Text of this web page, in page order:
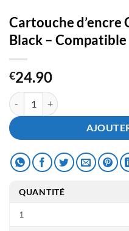
Cartouche d’encre
Black – Compatible
€24.90
quantité de Cartouche d'encre
QUANTITÉ
1